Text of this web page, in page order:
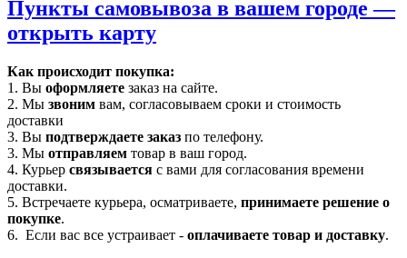
Пункты самовывоза в вашем городе —
открыть карту
Как происходит покупка:
1. Вы оформляете заказ на сайте.
2. Мы звоним вам, согласовываем сроки и стоимость
доставки
3. Вы подтверждаете заказ по телефону.
3. Мы отправляем товар в ваш город.
4. Курьер связывается с вами для согласования времени
доставки.
5. Встречаете курьера, осматриваете, принимаете решение о
покупке.
6. Если вас все устраивает - оплачиваете товар и доставку.